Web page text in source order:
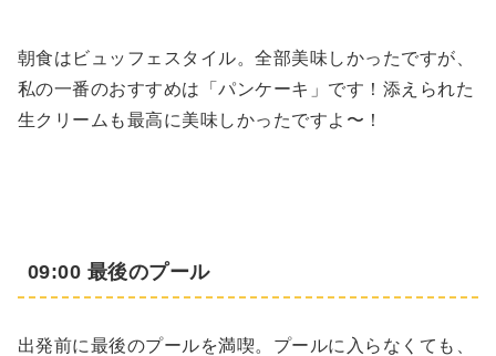
朝食はビュッフェスタイル。全部美味しかったですが、
私の一番のおすすめは「パンケーキ」です！添えられた
生クリームも最高に美味しかったですよ〜！
09:00 最後のプール
出発前に最後のプールを満喫。プールに入らなくても、